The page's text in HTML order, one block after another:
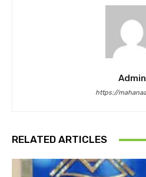
Admin
https://
RELATED ARTICLES